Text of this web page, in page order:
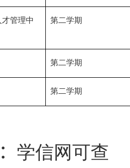
管理中
第二学期
第二学期
第二学期
： 学信网可查